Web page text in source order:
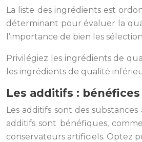
La liste des ingrédients est
déterminant pour évaluer la
l’importance de bien les
Privilégiez les ingrédients de
les ingrédients de qualité
Les additifs :
Les additifs sont des
additifs sont bénéfiques,
conservateurs artificiels. Optez